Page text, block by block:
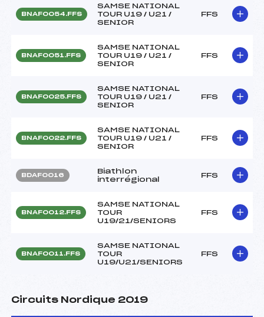
BNAF0054.FFS
SAMSE NATIONAL
TOUR U19 / U21 /
SENIOR
FFS
BNAF0051.FFS
SAMSE NATIONAL
TOUR U19 / U21 /
SENIOR
FFS
BNAF0025.FFS
SAMSE NATIONAL
TOUR U19 / U21 /
SENIOR
FFS
BNAF0022.FFS
SAMSE NATIONAL
TOUR U19 / U21 /
SENIOR
FFS
BDAF0016
Biathlon
interrégional
FFS
BNAF0012.FFS
SAMSE NATIONAL
TOUR
U19/21/SENIORS
FFS
BNAF0011.FFS
SAMSE NATIONAL
TOUR
U19/U21/SENIORS
FFS
Circuits Nordique 2019